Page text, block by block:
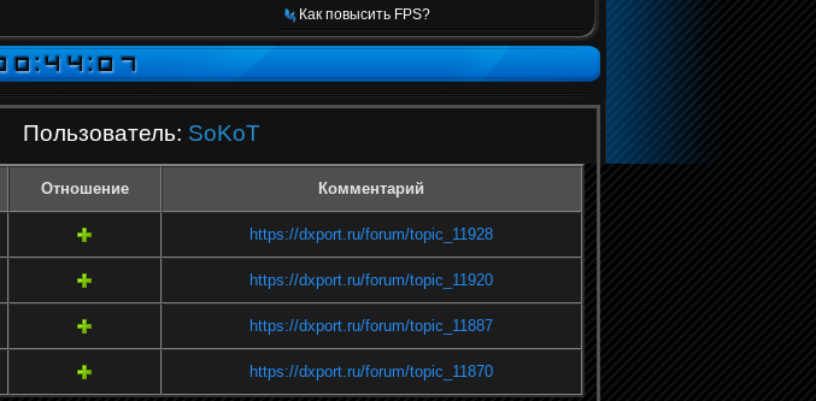
Как повысить FPS?
Пользователь: SoKoT
Отношение Комментарий
https://dxport.ru/forum/topic_11928
https://dxport.ru/forum/topic_11920
https://dxport.ru/forum/topic_11887
https://dxport.ru/forum/topic_11870